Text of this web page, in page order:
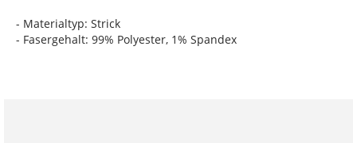
- Materialtyp: Strick
- Fasergehalt: 99% Polyester, 1% Spandex